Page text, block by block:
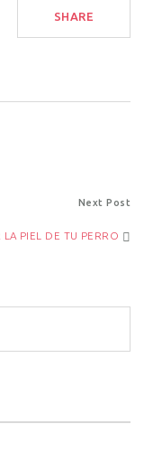
SHARE
Next Post
LA PIEL DE TU PERRO